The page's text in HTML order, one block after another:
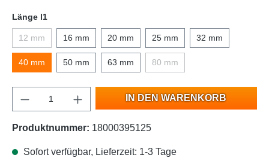
Länge l1
12 mm 16 mm 20 mm 25 mm 32 mm
40 mm 50 mm 63 mm 80 mm
IN DEN WARENKORB
Produktnummer: 18000395125
Sofort verfügbar, Lieferzeit: 1-3 Tage